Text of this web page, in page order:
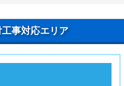
事対応エリア